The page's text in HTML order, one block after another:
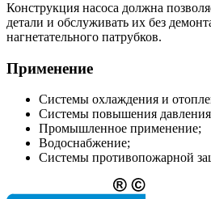
Конструкция насоса должна
детали и обслуживать их без
нагнетательного патрубков.
Применение
Системы охлаждения и
Системы повышения
Промышленное применение;
Водоснабжение;
Системы противопожарной